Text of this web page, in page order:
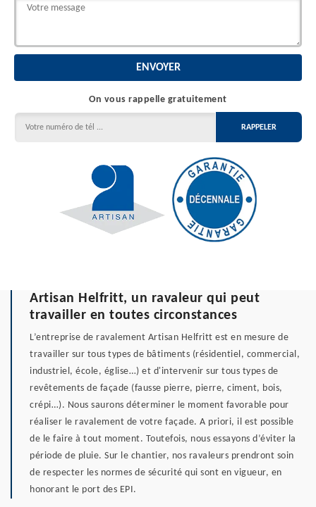
On vous rappelle gratuitement
Artisan Helfritt, un ravaleur qui peut
travailler en toutes circonstances
L’entreprise de ravalement Artisan Helfritt est en mesure de
travailler sur tous types de bâtiments (résidentiel, commercial,
industriel, école, église…) et d'intervenir sur tous types de
revêtements de façade (fausse pierre, pierre, ciment, bois,
crépi…). Nous saurons déterminer le moment favorable pour
réaliser le ravalement de votre façade. A priori, il est possible
de le faire à tout moment. Toutefois, nous essayons d’éviter la
période de pluie. Sur le chantier, nos ravaleurs prendront soin
de respecter les normes de sécurité qui sont en vigueur, en
honorant le port des EPI.